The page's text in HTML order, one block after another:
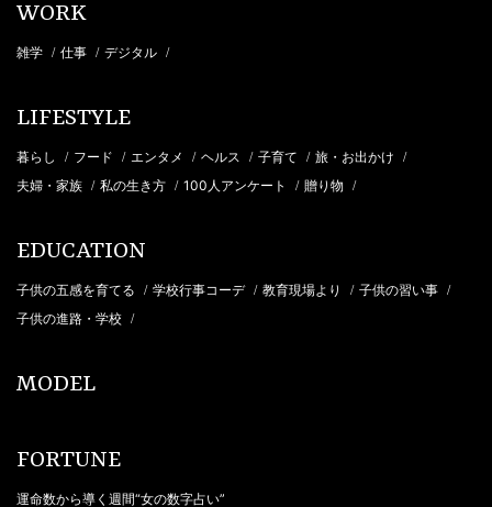
WORK
雑学 / 仕事 / デジタル /
LIFESTYLE
暮らし / フード / エンタメ / ヘルス / 子育て / 旅・お出かけ /
夫婦・家族 / 私の生き方 / 100人アンケート / 贈り物 /
EDUCATION
子供の五感を育てる / 学校行事コーデ / 教育現場より / 子供の習い事 /
子供の進路・学校 /
MODEL
FORTUNE
運命数から導く週間“女の数字占い”